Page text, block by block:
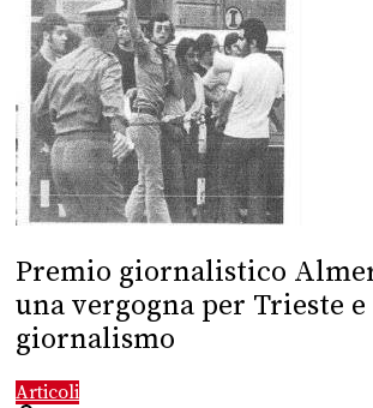
Premio giornalistico
una vergogna per Trieste
giornalismo
Articoli